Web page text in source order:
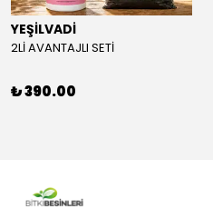
YEŞİLVADİ
2Lİ AVANTAJLI SETİ
₺ 390.00